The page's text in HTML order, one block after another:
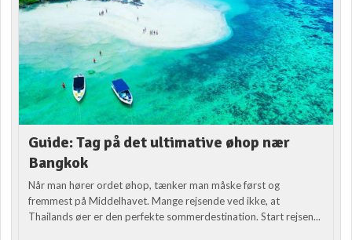
Guide: Tag på det ultimative øhop nær
Bangkok
Når man hører ordet øhop, tænker man måske først og
fremmest på Middelhavet. Mange rejsende ved ikke, at
Thailands øer er den perfekte sommerdestination. Start rejsen...